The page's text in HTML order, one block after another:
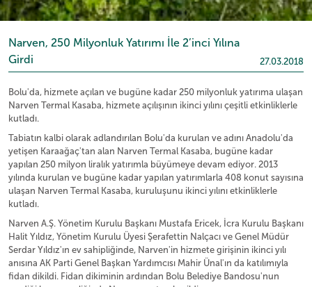
Narven, 250 Milyonluk Yatırımı İle 2’inci Yılına
Girdi
27.03.2018
Bolu'da, hizmete açılan ve bugüne kadar 250 milyonluk yatırıma ulaşan
Narven Termal Kasaba, hizmete açılışının ikinci yılını çeşitli etkinliklerle
kutladı.
Tabiatın kalbi olarak adlandırılan Bolu'da kurulan ve adını Anadolu'da
yetişen Karaağaç'tan alan Narven Termal Kasaba, bugüne kadar
yapılan 250 milyon liralık yatırımla büyümeye devam ediyor. 2013
yılında kurulan ve bugüne kadar yapılan yatırımlarla 408 konut sayısına
ulaşan Narven Termal Kasaba, kuruluşunu ikinci yılını etkinliklerle
kutladı.
Narven A.Ş. Yönetim Kurulu Başkanı Mustafa Ericek, İcra Kurulu Başkanı
Halit Yıldız, Yönetim Kurulu Üyesi Şerafettin Nalçacı ve Genel Müdür
Serdar Yıldız'ın ev sahipliğinde, Narven'in hizmete girişinin ikinci yılı
anısına AK Parti Genel Başkan Yardımcısı Mahir Ünal'ın da katılımıyla
fidan dikildi. Fidan dikiminin ardından Bolu Belediye Bandosu'nun